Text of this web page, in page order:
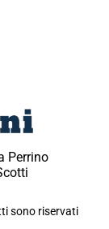
Perrino
sono riservati